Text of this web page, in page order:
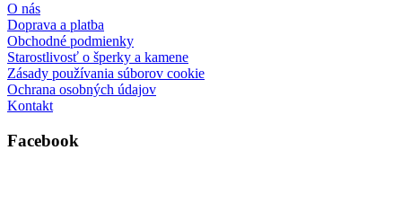
O nás
Doprava a platba
Obchodné podmienky
Starostlivosť o šperky a kamene
Zásady používania súborov cookie
Ochrana osobných údajov
Kontakt
Facebook